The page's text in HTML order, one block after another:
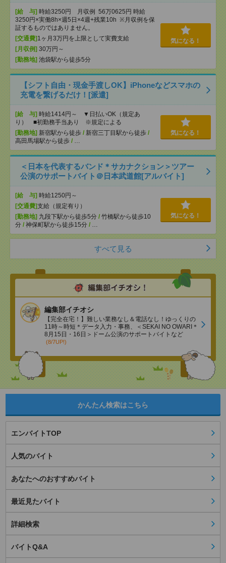
[給 与] 時給3250円 月収例 56万0625円 時給
3250円×実働8h×週5日×4週+残業10h ※月収例を保
証するものではありません。
[交通費] 1ヶ月3万円を上限として実費支給
[月収例] 30万円～
[勤務地] 池袋駅から徒歩5分
気になる！
【シフト自由・現金手渡しOK】iPhoneなどスマホの
充電を繋げるだけ！[派遣]
[給 与] 時給1414円～ ▼日払いOK（規定あ
り） ■初勤務手当あり ※規定による
[勤務地] 新宿駅から徒歩 / 新宿三丁目駅から徒歩 /
高田馬場駅から徒歩 / …
気になる！
＜日本を代表するバンド＊サカナクション＞ツアー
公演のサポートバイト＠日本武道館[アルバイト]
[給 与] 時給1250円～
[交通費]支給（規定有り）
[勤務地] 九段下駅から徒歩5分 / 竹橋駅から徒歩10
分 / 神保町駅から徒歩15分 / …
気になる！
すべて見る
編集部イチオシ
【完全在宅！】難しい業務なし＆電話なし！ゆっくりの
11時～時短＊データ入力・事務、＜SEKAI NO OWARI＊
8月15日・16日＞ドーム公演のサポートバイトなど
(8/7UP!)
かんたん検索はこちら
エンバイトTOP
人気のバイト
あなたへのおすすめバイト
最近見たバイト
詳細検索
バイトQ&A